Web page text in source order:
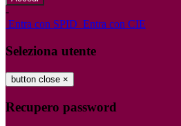
-
Entra con SPID Entra con CIE
Seleziona utente
button close ×
Recupero password